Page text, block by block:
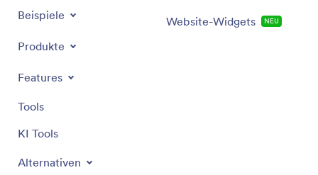
Beispiele
Produkte
Features
Tools
KI Tools
Alternativen
Website-Widgets NEU